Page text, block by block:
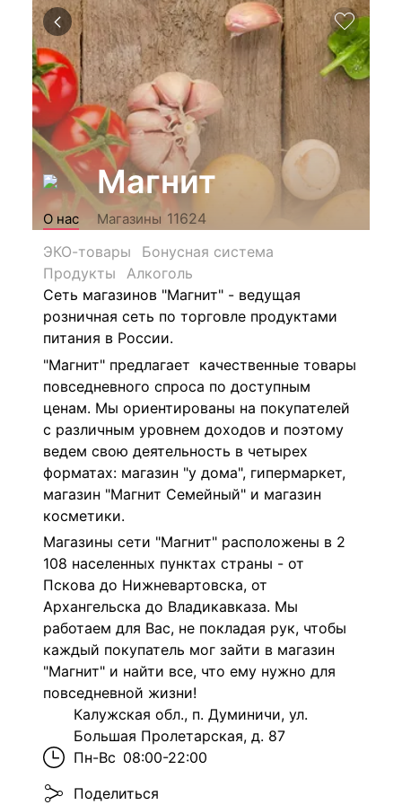
Магнит
О нас Магазины 11624
ЭКО-товары
Бонусная система
Продукты
Алкоголь
Сеть магазинов "Магнит" - ведущая
розничная сеть по торговле продуктами
питания в России.
"Магнит" предлагает качественные товары
повседневного спроса по доступным
ценам. Мы ориентированы на покупателей
с различным уровнем доходов и поэтому
ведем свою деятельность в четырех
форматах: магазин "у дома", гипермаркет,
магазин "Магнит Семейный" и магазин
косметики.
Магазины сети "Магнит" расположены в 2
108 населенных пунктах страны - от
Пскова до Нижневартовска, от
Архангельска до Владикавказа. Мы
работаем для Вас, не покладая рук, чтобы
каждый покупатель мог зайти в магазин
"Магнит" и найти все, что ему нужно для
повседневной жизни!
Калужская обл., п. Думиничи, ул.
Большая Пролетарская, д. 87
Пн-Вс 08:00-22:00
Поделиться